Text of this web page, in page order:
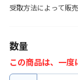
受取方法によって販
数量
この商品は、一度